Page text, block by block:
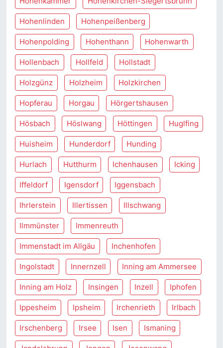
Hohenlinden Hohenpeißenberg
Hohenpolding Hohenthann Hohenwarth
Hollenbach Hollfeld Hollstadt
Holzgünz Holzheim Holzkirchen
Hopferau Horgau Hörgertshausen
Hösbach Höslwang Höttingen Huglfing
Huisheim Hunderdorf Hunding
Hurlach Hutthurm Ichenhausen Icking
Iffeldorf Igensdorf Iggensbach
Ihrlerstein Illertissen Illschwang
Ilmmünster Immenreuth
Immenstadt im Allgäu Inchenhofen
Ingolstadt Innernzell Inning am Ammersee
Inning am Holz Insingen Inzell Iphofen
Ippesheim Ipsheim Irchenrieth Irlbach
Irschenberg Irsee Isen Ismaning